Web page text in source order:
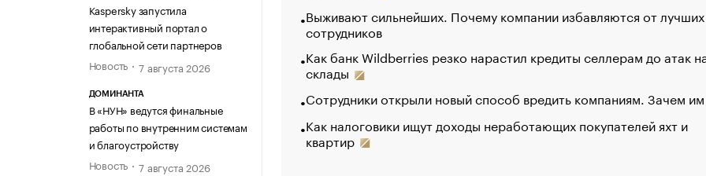
Kaspersky запустила
интерактивный портал о
глобальной сети партнеров
Новость
7 августа 2026
ДОМИНАНТА
В «НУН» ведутся финальные
работы по внутренним системам
и благоустройству
Новость
7 августа 2026
Выживают сильнейших. Почему компании избавляются от лучших
сотрудников
Как банк Wildberries резко нарастил кредиты селлерам до атак
склады
Сотрудники открыли новый способ вредить компаниям. Зачем
Как налоговики ищут доходы неработающих покупателей яхт и
квартир